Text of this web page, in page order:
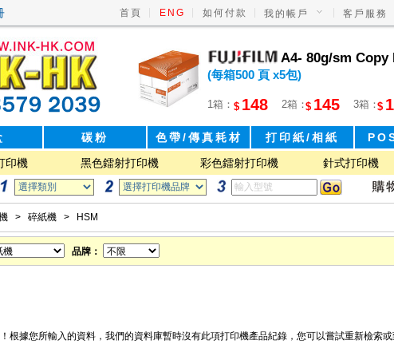
首頁 ENG 如何付款 我的帳戶 客戶服務
A4- 80g/sm Copy
(每箱500 頁 x5包)
1箱： $ 148 2箱：$ 145 3箱：$
碳粉 色帶/傳真耗材 打印紙/相紙
印機
黑色鐳射打印機 彩色鐳射打印機 針式打印機
> 碎紙機 > HSM
品牌：
根據您所輸入的資料，我們的資料庫暫時沒有此項打印機產品紀錄，您可以嘗試重新檢索或